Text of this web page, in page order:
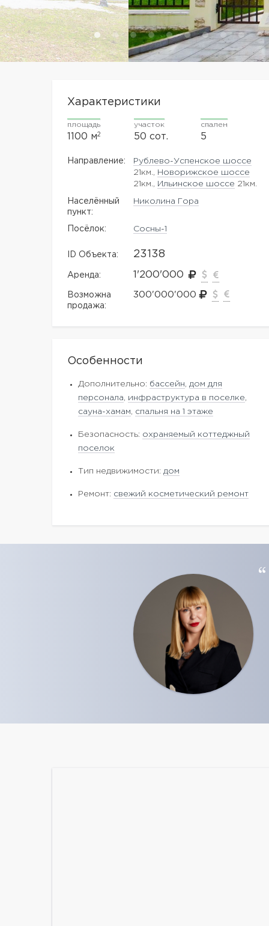
Характеристики
площадь
1100 м2
участок
50 сот.
спален
5
Направление:
Рублево-Успенское шоссе
21км.,
Новорижское шоссе
21км.,
Ильинское шоссе 21км.
Населённый
пункт:
Николина Гора
Посёлок: Сосны-1
ID Объекта: 23138
Аренда: 1'200'000
Возможна
продажа:
300'000'000
Особенности
Дополнительно: бассейн
дом для
персонала
инфраструктура в поселке
сауна-хамам
спальня на 1 этаже
Безопасность: охраняемый коттеджный
поселок
Тип недвижимости: дом
Ремонт: свежий косметический ремонт